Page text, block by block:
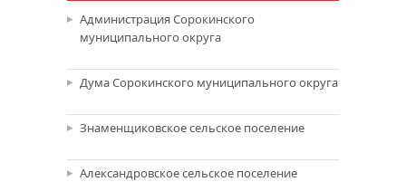
Администрация Сорокинского
муниципального округа
Дума Сорокинского муниципального округа
Знаменщиковское сельское поселение
Александровское сельское поселение